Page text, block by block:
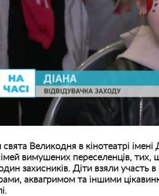
свята Великодня в кінотеатрі
вимушених переселенців, тих,
захисників. Діти взяли участь
аквагримом та іншими